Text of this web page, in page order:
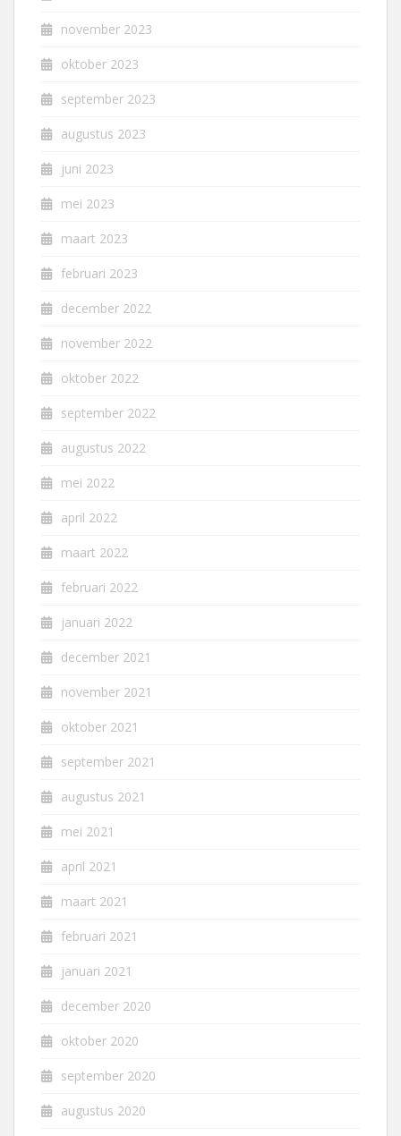
november 2023
oktober 2023
september 2023
augustus 2023
juni 2023
mei 2023
maart 2023
februari 2023
december 2022
november 2022
oktober 2022
september 2022
augustus 2022
mei 2022
april 2022
maart 2022
februari 2022
januari 2022
december 2021
november 2021
oktober 2021
september 2021
augustus 2021
mei 2021
april 2021
maart 2021
februari 2021
januari 2021
december 2020
oktober 2020
september 2020
augustus 2020